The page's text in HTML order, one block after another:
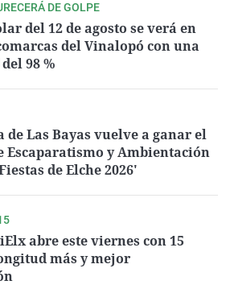
DE GOLPE
del 12 de agosto se verá en
del Vinalopó con una
98 %
de Las Bayas vuelve a ganar el
Escaparatismo y Ambientación
de Elche 2026'
abre este viernes con 15
más y mejor